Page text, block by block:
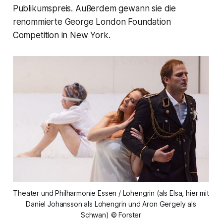
Publikumspreis. Außerdem gewann sie die
renommierte George London Foundation
Competition in New York.
Theater und Philharmonie Essen / Lohengrin (als Elsa, hier mit
Daniel Johansson als Lohengrin und Aron Gergely als
Schwan) © Forster